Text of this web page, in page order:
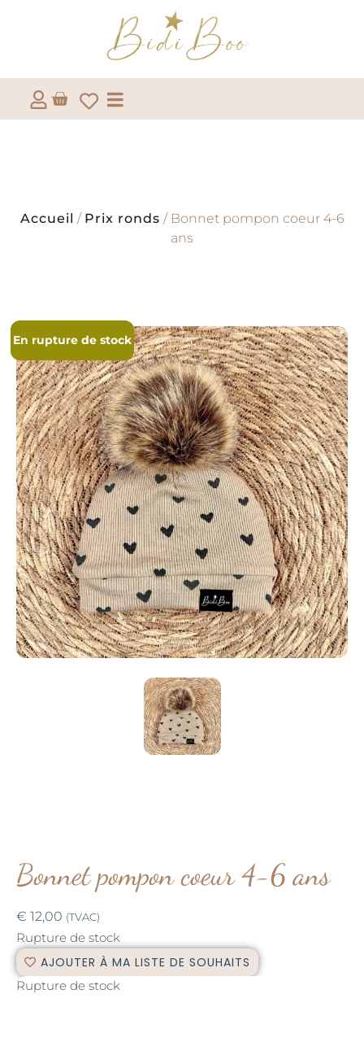
Accueil / Prix ronds / Bonnet pompon coeur 4-6
ans
En rupture de stock
En rupture de stock
Bonnet pompon coeur 4-6 ans
€ 12,00 (TVAC)
Rupture de stock
AJOUTER À MA LISTE DE SOUHAITS
Rupture de stock